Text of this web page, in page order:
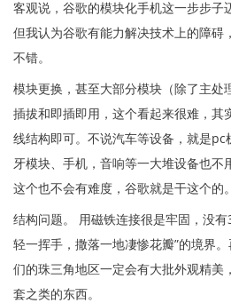
客观说，谷歌的模块化手机这一步步子
但我认为谷歌有能力解决技术上的障碍
不错。
模块更换，甚至大部分模块（除了主处
插拔和即插即用，这个看起来很难，其
线结构即可。不说汽车等设备，就是
牙模块、手机，音响等一大堆设备也不
这个也不会有难度，谷歌就是干这个的。
结构问题。 用磁铁连接很是牢固，没
轻一挥手，撒落一地凄惨花瓣”的境界
们的珠三角地区一定会有大批外观精美
套之类的东西。